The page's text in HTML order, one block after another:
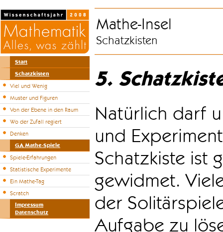
Start
Schatzkisten
Viel und Wenig
Muster und Figuren
Von der Ebene in den Raum
Wo der Zufall regiert
Denken
GA Mathe-Spiele
Spiele-Erfahrungen
Statistische Experimente
Ein Mathe-Tag
Scratch
Impressum
Datenschutz
Mathe-Insel
Schatzkisten
5.
Natürlich darf
und
Schatzkiste ist
gewidmet.
der
Aufgabe zu